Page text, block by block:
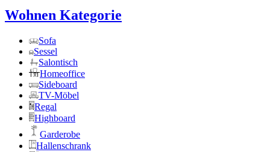
Wohnen Kategorie
Sofa
Sessel
Salontisch
Homeoffice
Sideboard
TV-Möbel
Regal
Highboard
Garderobe
Hallenschrank